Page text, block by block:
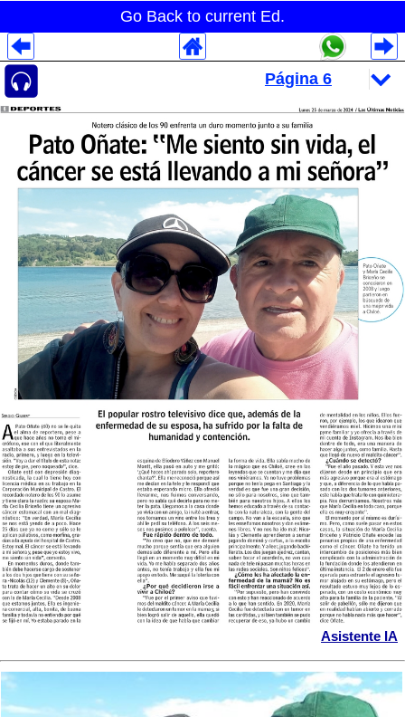
Go Back to current Ed.
Asistente IA
Despliegues Analytics
Despliegues Totales
Despliegues por Rubros